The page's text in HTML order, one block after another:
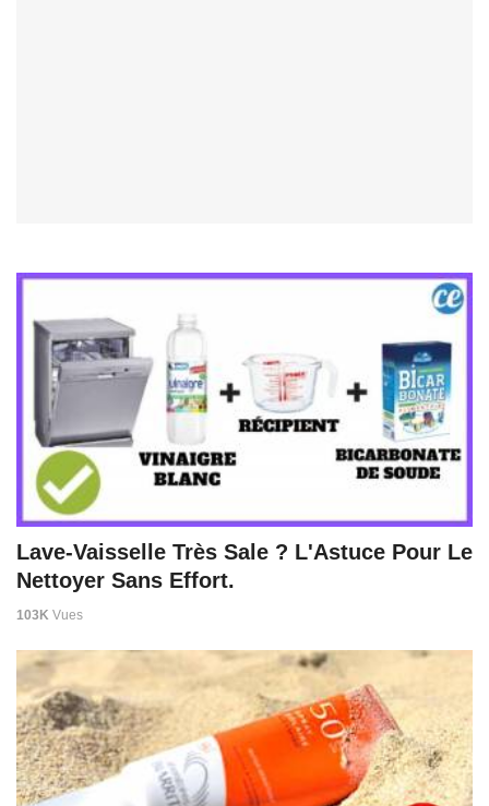
Lave-Vaisselle Très Sale ? L'Astuce Pour Le
Nettoyer Sans Effort.
103K Vues